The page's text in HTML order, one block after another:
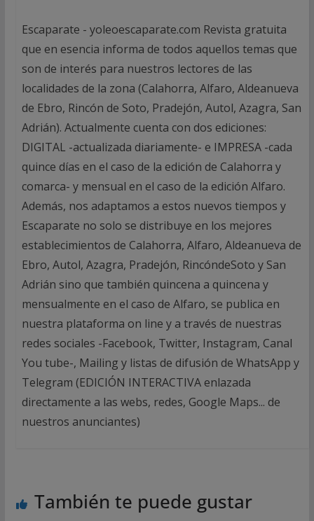
Escaparate - yoleoescaparate.com Revista gratuita
que en esencia informa de todos aquellos temas que
son de interés para nuestros lectores de las
localidades de la zona (Calahorra, Alfaro, Aldeanueva
de Ebro, Rincón de Soto, Pradejón, Autol, Azagra, San
Adrián). Actualmente cuenta con dos ediciones:
DIGITAL -actualizada diariamente- e IMPRESA -cada
quince días en el caso de la edición de Calahorra y
comarca- y mensual en el caso de la edición Alfaro.
Además, nos adaptamos a estos nuevos tiempos y
Escaparate no solo se distribuye en los mejores
establecimientos de Calahorra, Alfaro, Aldeanueva de
Ebro, Autol, Azagra, Pradejón, RincóndeSoto y San
Adrián sino que también quincena a quincena y
mensualmente en el caso de Alfaro, se publica en
nuestra plataforma on line y a través de nuestras
redes sociales -Facebook, Twitter, Instagram, Canal
You tube-, Mailing y listas de difusión de WhatsApp y
Telegram (EDICIÓN INTERACTIVA enlazada
directamente a las webs, redes, Google Maps... de
nuestros anunciantes)
También te puede gustar